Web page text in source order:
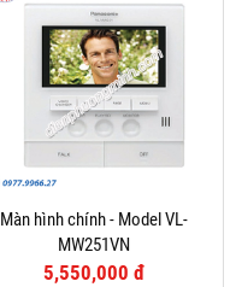
Màn hình chính - Model VL-
MW251VN
5,550,000 đ